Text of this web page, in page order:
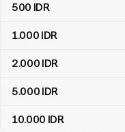
500 IDR
1.000 IDR
2.000 IDR
5.000 IDR
10.000 IDR